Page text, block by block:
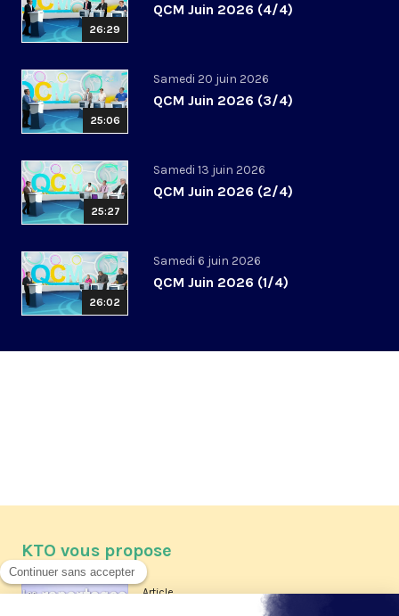
26:29
QCM Juin 2026 (4/4)
25:06
Samedi 20 juin 2026
QCM Juin 2026 (3/4)
25:27
Samedi 13 juin 2026
QCM Juin 2026 (2/4)
26:02
Samedi 6 juin 2026
QCM Juin 2026 (1/4)
KTO vous propose
Article
Les reportages d'été 2026 de KTO